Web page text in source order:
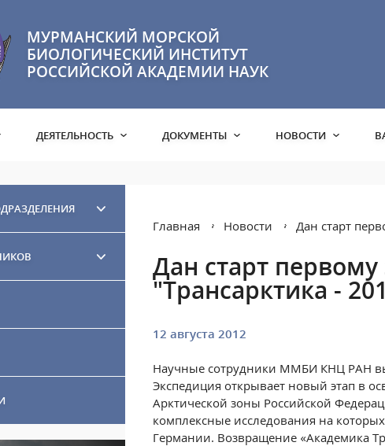
МУРМАНСКИЙ МОРСКОЙ
БИОЛОГИЧЕСКИЙ ИНСТИТУТ
РОССИЙСКОЙ АКАДЕМИИ НАУК
ДЕЯТЕЛЬНОСТЬ ДОКУМЕНТЫ НОВОСТИ
Главная Новости Дан старт
Дан старт
"Трансарктика -
12 августа 2012
Научные сотрудники ММБИ КНЦ РАН
Экспедиция открывает новый этап в
Арктической зоны Российской
комплексные исследования на
Германии. Возвращение «Академика